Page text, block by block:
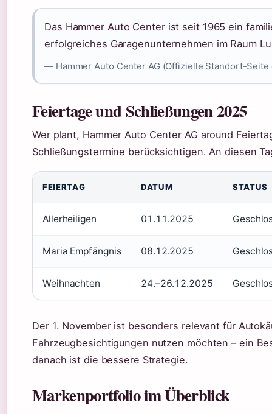
Das Hammer Auto Center ist seit 1965 ein
erfolgreiches Garagenunternehmen im Raum
— Hammer Auto Center AG (Offizielle Standort-Seite
Feiertage und Schließungen 2025
Wer plant, Hammer Auto Center AG around
Schließungstermine berücksichtigen. An diesen
FEIERTAG DATUM STATUS
Allerheiligen 01.11.2025
Maria Empfängnis 08.12.2025
Weihnachten 24.–26.12.2025
Der 1. November ist besonders relevant für
Fahrzeugbesichtigungen nutzen möchten – ein
danach ist die bessere Strategie.
Markenportfolio im Überblick